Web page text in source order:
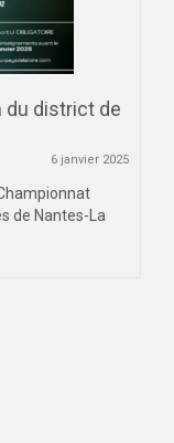
du district de
6 janvier 2025
de Nantes-La